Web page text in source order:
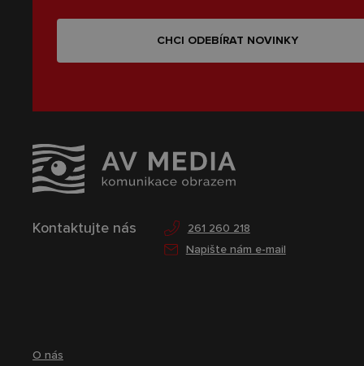
Kontaktujte nás
261 260 218
Napište nám e-mail
CHCI ODEBÍRAT NOVINKY
O nás